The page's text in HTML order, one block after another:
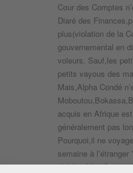
Cour des Comptes
Diaré des
plus(violation de la
gouvernemental en
voleurs. Sauf,les
petits vayous des
Mais,Alpha Condé
acquis en Afrique
généralement pas
Pourquoi,il ne
semaine à
AVION PRIVÉ